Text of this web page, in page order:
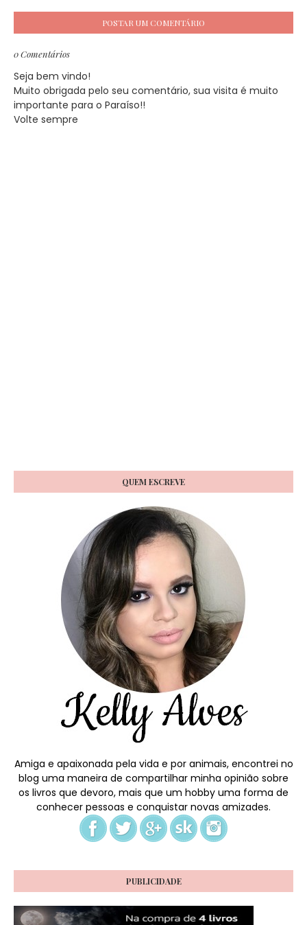
POSTAR UM COMENTÁRIO
0 Comentários
Seja bem vindo!
Muito obrigada pelo seu comentário, sua visita é muito
importante para o Paraíso!!
Volte sempre
QUEM ESCREVE
Amiga e apaixonada pela vida e por animais, encontrei no
blog uma maneira de compartilhar minha opinião sobre
os livros que devoro, mais que um hobby uma forma de
conhecer pessoas e conquistar novas amizades.
PUBLICIDADE